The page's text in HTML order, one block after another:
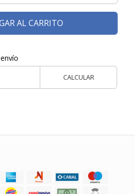
AL CARRITO
CALCULAR